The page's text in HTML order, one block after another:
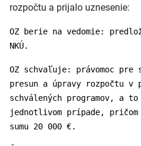
rozpočtu a prijalo uznesenie:
OZ berie na vedomie:
NKÚ.
OZ schvaľuje: právomoc
presun a úpravy rozpočtu v
schválených programov, a
jednotlivom prípade,
sumu 20 000 €.